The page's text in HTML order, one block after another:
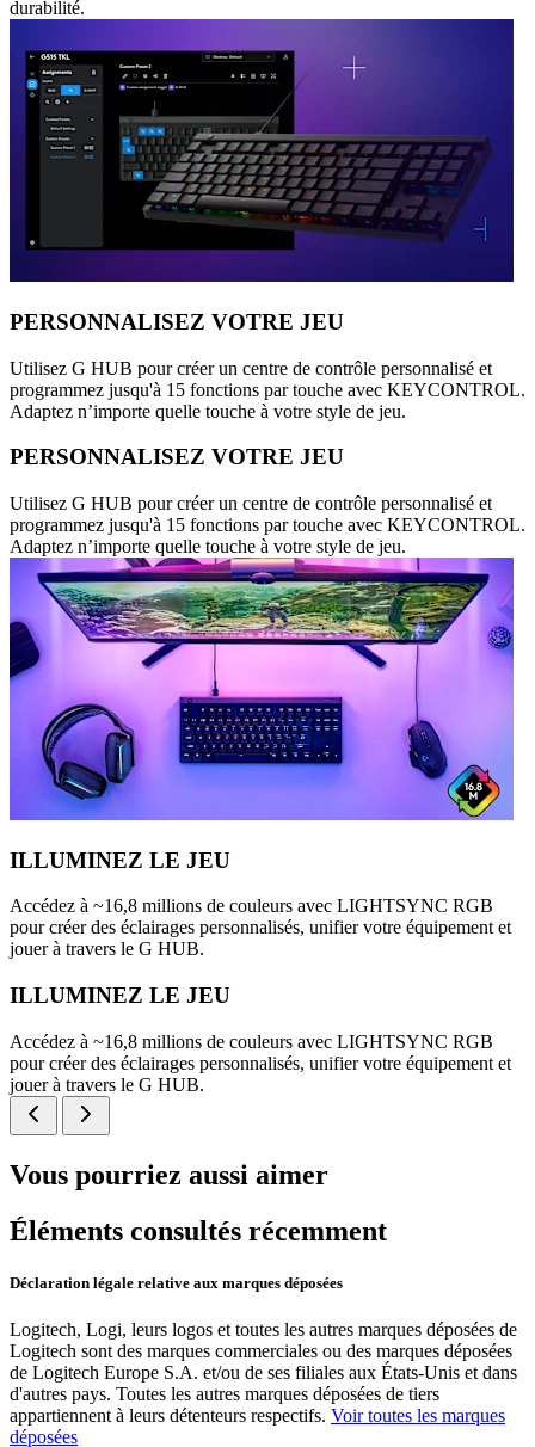
durabilité.
PERSONNALISEZ VOTRE JEU
Utilisez G HUB pour créer un centre de contrôle personnalisé et
programmez jusqu'à 15 fonctions par touche avec KEYCONTROL.
Adaptez n’importe quelle touche à votre style de jeu.
PERSONNALISEZ VOTRE JEU
Utilisez G HUB pour créer un centre de contrôle personnalisé et
programmez jusqu'à 15 fonctions par touche avec KEYCONTROL.
Adaptez n’importe quelle touche à votre style de jeu.
ILLUMINEZ LE JEU
Accédez à ~16,8 millions de couleurs avec LIGHTSYNC RGB
pour créer des éclairages personnalisés, unifier votre équipement et
jouer à travers le G HUB.
ILLUMINEZ LE JEU
Accédez à ~16,8 millions de couleurs avec LIGHTSYNC RGB
pour créer des éclairages personnalisés, unifier votre équipement et
jouer à travers le G HUB.
Vous pourriez aussi aimer
Éléments consultés récemment
Déclaration légale relative aux marques déposées
Logitech, Logi, leurs logos et toutes les autres marques déposées de
Logitech sont des marques commerciales ou des marques déposées
de Logitech Europe S.A. et/ou de ses filiales aux États-Unis et dans
d'autres pays. Toutes les autres marques déposées de tiers
appartiennent à leurs détenteurs respectifs. Voir toutes les marques
déposées